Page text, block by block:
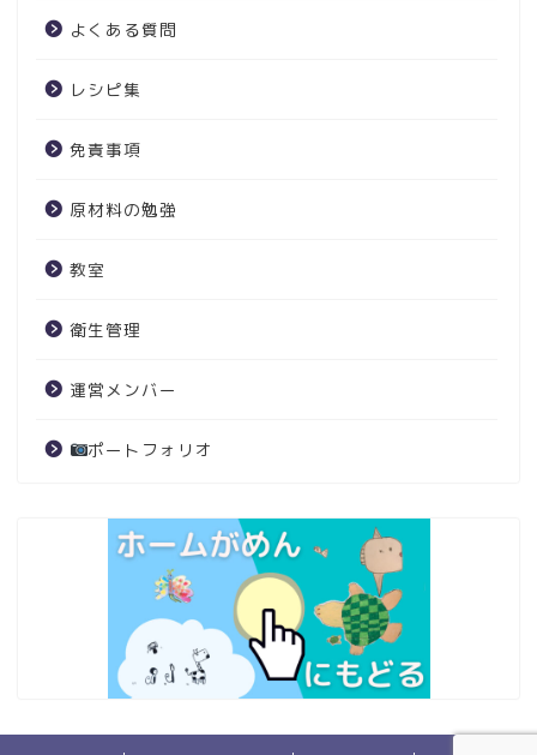
よくある質問
レシピ集
免責事項
原材料の勉強
教室
衛生管理
運営メンバー
ポートフォリオ